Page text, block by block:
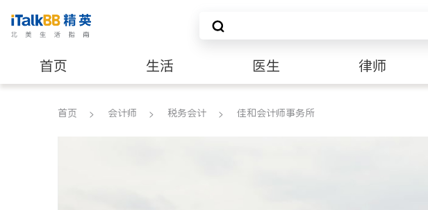
首页 生活 医生 律师
养老 非盈利组织
首页 会计师 税务会计 佳和会计师事务所